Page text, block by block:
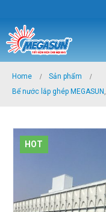
Home
Sản phẩm
Bể nước lắp ghép MEGASUN ,
HOT